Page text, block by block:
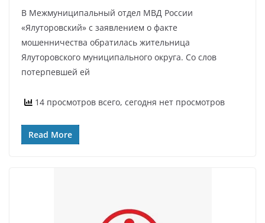
В Межмуниципальный отдел МВД России
«Ялуторовский» с заявлением о факте
мошенничества обратилась жительница
Ялуторовского муниципального округа. Со слов
потерпевшей ей
14 просмотров всего, сегодня нет просмотров
Read More